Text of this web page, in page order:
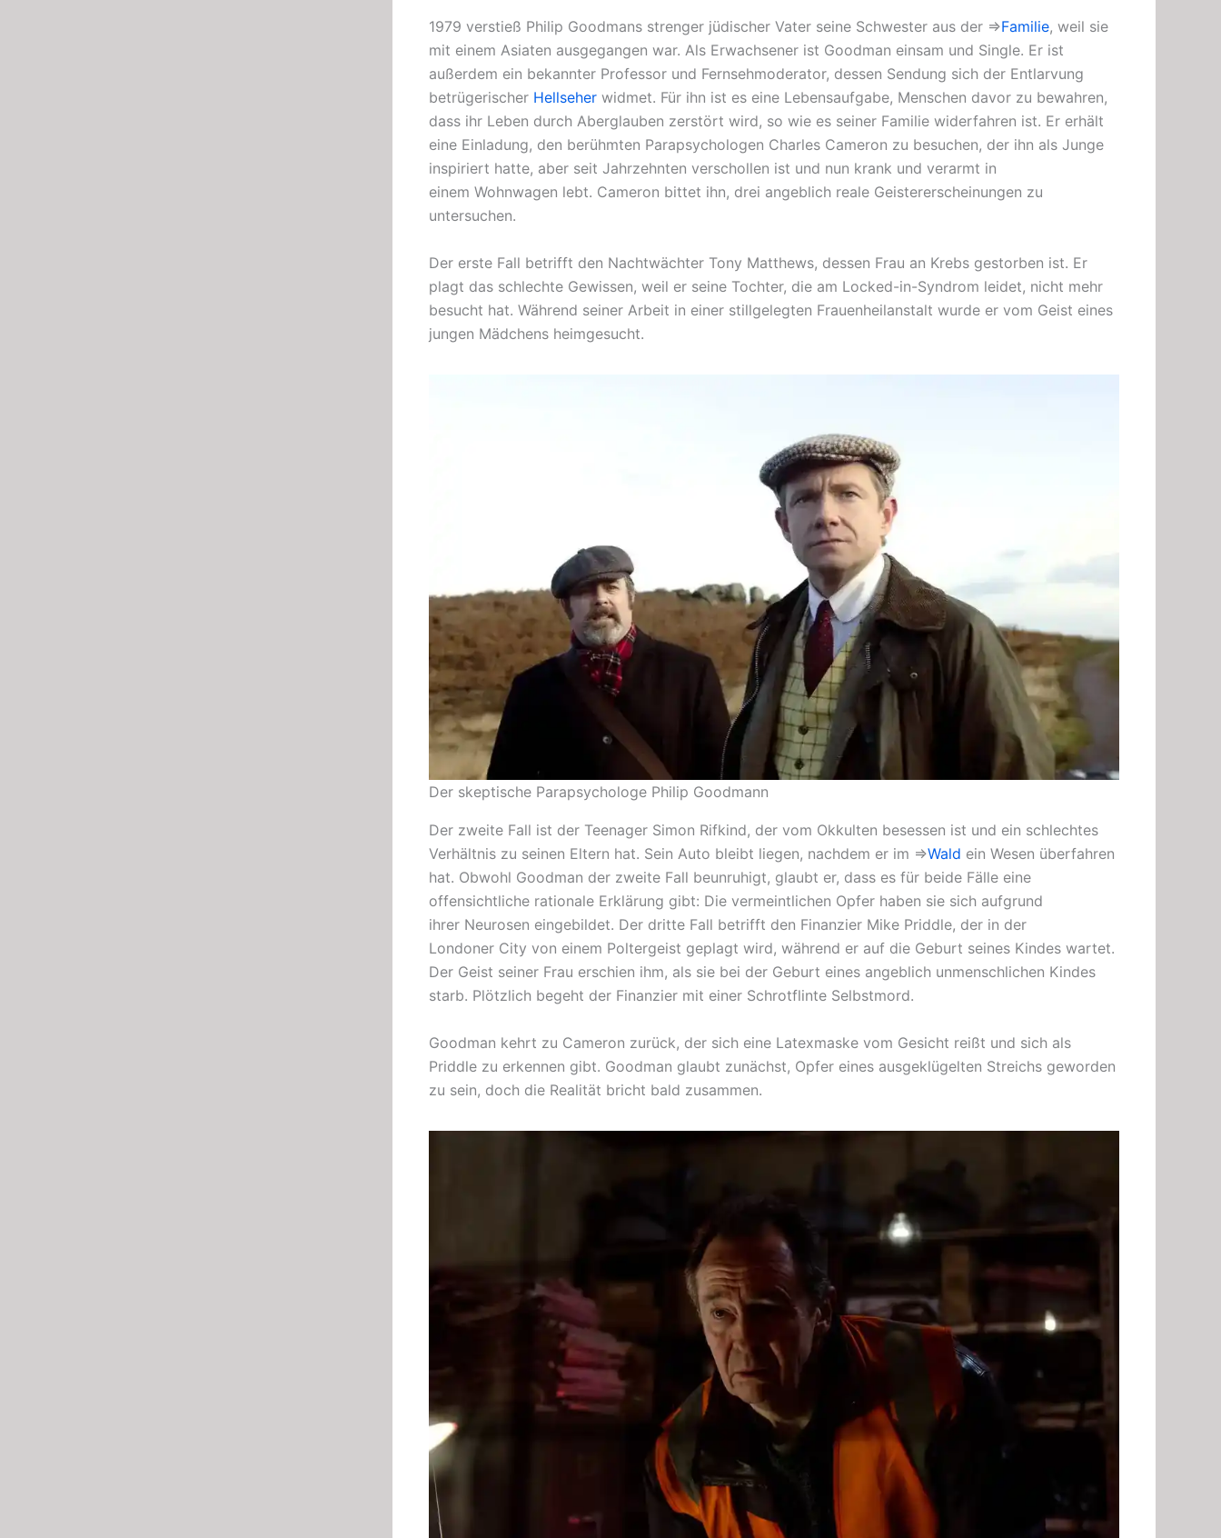
1979 verstieß Philip Goodmans strenger jüdischer Vater seine Schwester aus der ⇒Familie, weil sie
mit einem Asiaten ausgegangen war. Als Erwachsener ist Goodman einsam und Single. Er ist
außerdem ein bekannter Professor und Fernsehmoderator, dessen Sendung sich der Entlarvung
betrügerischer Hellseher widmet. Für ihn ist es eine Lebensaufgabe, Menschen davor zu bewahren,
dass ihr Leben durch Aberglauben zerstört wird, so wie es seiner Familie widerfahren ist. Er erhält
eine Einladung, den berühmten Parapsychologen Charles Cameron zu besuchen, der ihn als Junge
inspiriert hatte, aber seit Jahrzehnten verschollen ist und nun krank und verarmt in
einem Wohnwagen lebt. Cameron bittet ihn, drei angeblich reale Geistererscheinungen zu
untersuchen.
Der erste Fall betrifft den Nachtwächter Tony Matthews, dessen Frau an Krebs gestorben ist. Er
plagt das schlechte Gewissen, weil er seine Tochter, die am Locked-in-Syndrom leidet, nicht mehr
besucht hat. Während seiner Arbeit in einer stillgelegten Frauenheilanstalt wurde er vom Geist eines
jungen Mädchens heimgesucht.
Der skeptische Parapsychologe Philip Goodmann
Der zweite Fall ist der Teenager Simon Rifkind, der vom Okkulten besessen ist und ein schlechtes
Verhältnis zu seinen Eltern hat. Sein Auto bleibt liegen, nachdem er im ⇒Wald ein Wesen überfahren
hat. Obwohl Goodman der zweite Fall beunruhigt, glaubt er, dass es für beide Fälle eine
offensichtliche rationale Erklärung gibt: Die vermeintlichen Opfer haben sie sich aufgrund
ihrer Neurosen eingebildet. Der dritte Fall betrifft den Finanzier Mike Priddle, der in der
Londoner City von einem Poltergeist geplagt wird, während er auf die Geburt seines Kindes wartet.
Der Geist seiner Frau erschien ihm, als sie bei der Geburt eines angeblich unmenschlichen Kindes
starb. Plötzlich begeht der Finanzier mit einer Schrotflinte Selbstmord.
Goodman kehrt zu Cameron zurück, der sich eine Latexmaske vom Gesicht reißt und sich als
Priddle zu erkennen gibt. Goodman glaubt zunächst, Opfer eines ausgeklügelten Streichs geworden
zu sein, doch die Realität bricht bald zusammen.